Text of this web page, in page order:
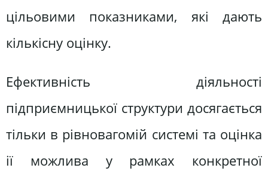
цільовими показниками, які дають
кількісну оцінку.
Ефективність діяльності
підприємницької структури досягається
тільки в рівновагомій системі та оцінка
ії можлива у рамках конкретної